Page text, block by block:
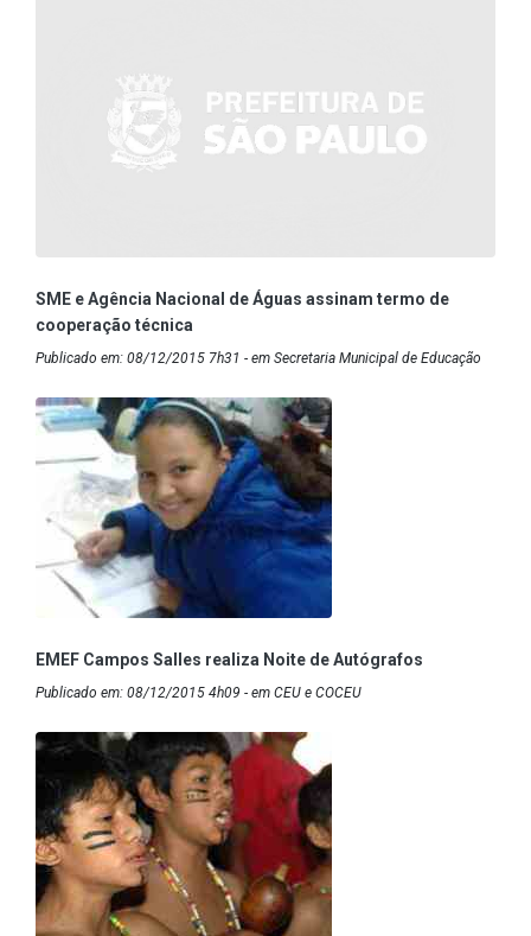
SME e Agência Nacional de Águas assinam termo de
cooperação técnica
Publicado em: 08/12/2015 7h31 - em Secretaria Municipal de Educação
EMEF Campos Salles realiza Noite de Autógrafos
Publicado em: 08/12/2015 4h09 - em CEU e COCEU